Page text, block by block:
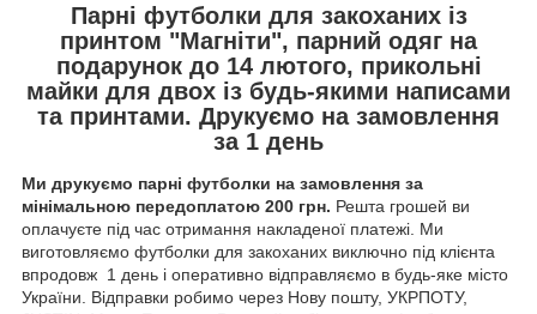
Парні футболки для закоханих із
принтом "Магніти", парний одяг на
подарунок до 14 лютого, прикольні
майки для двох із будь-якими написами
та принтами. Друкуємо на замовлення
за 1 день
Ми друкуємо парні футболки на замовлення за
мінімальною передоплатою 200 грн. Решта грошей ви
оплачуєте під час отримання накладеної платежі. Ми
виготовляємо футболки для закоханих виключно під клієнта
впродовж 1 день і оперативно відправляємо в будь-яке місто
України. Відправки робимо через Нову пошту, УКРПОТУ,